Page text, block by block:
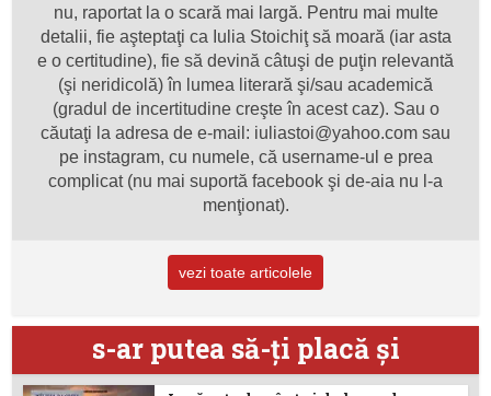
nu, raportat la o scară mai largă. Pentru mai multe
detalii, fie aşteptaţi ca Iulia Stoichiţ să moară (iar asta
e o certitudine), fie să devină câtuşi de puţin relevantă
(şi neridicolă) în lumea literară şi/sau academică
(gradul de incertitudine creşte în acest caz). Sau o
căutaţi la adresa de e-mail: iuliastoi@yahoo.com sau
pe instagram, cu numele, că username-ul e prea
complicat (nu mai suportă facebook şi de-aia nu l-a
menţionat).
vezi toate articolele
s-ar putea să-ţi placă şi